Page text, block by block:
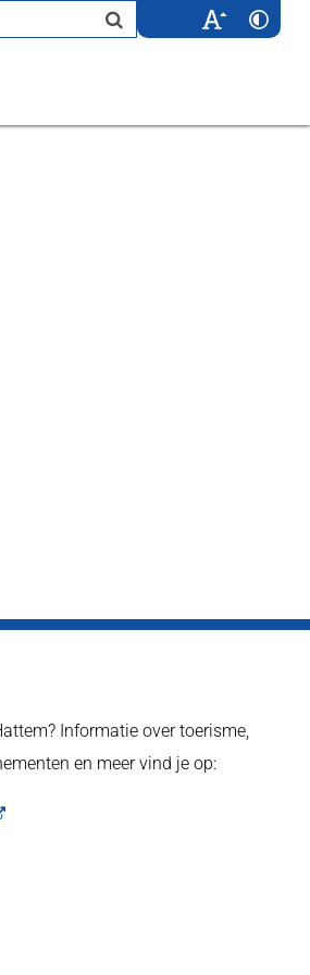
Informatie over toerisme,
en meer vind je op: